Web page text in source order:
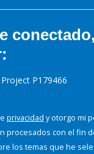
P179466
privacidad y otorgo mi
procesados con el fin
los temas que he